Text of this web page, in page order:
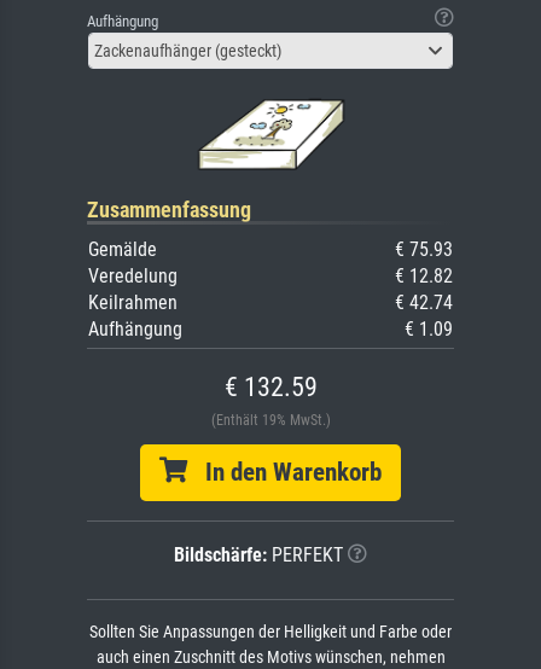
Aufhängung
Zackenaufhänger (gesteckt)
Zusammenfassung
Gemälde
€ 75.93
Veredelung
€ 12.82
Keilrahmen
€ 42.74
Aufhängung
€ 1.09
€ 132.59
(Enthält 19% MwSt.)
In den Warenkorb
Bildschärfe: PERFEKT
Sollten Sie Anpassungen der Helligkeit und Farbe oder
auch einen Zuschnitt des Motivs wünschen, nehmen